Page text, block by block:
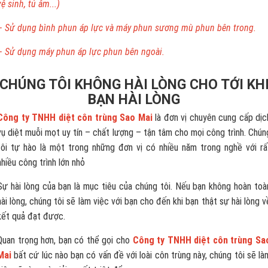
sinh, tủ âm...)
Sử dụng bình phun áp lực và máy phun sương mù phun bên trong.
Sử dụng máy phun áp lực phun bên ngoài.
TÔI KHÔNG HÀI LÒNG CHO TỚI
BẠN HÀI LÒNG
ty TNHH diệt côn trùng Sao Mailà đơn vị chuyên cung cấp
diệt muỗi mọt uy tín – chất lượng – tận tâm cho mọi công trình.
tự hào là một trong những đơn vị có nhiều năm trong nghề với
công trình lớn nhỏ
hài lòng của bạn là mục tiêu của chúng tôi. Nếu bạn không hoàn
lòng, chúng tôi sẽ làm việc với bạn cho đến khi bạn thật sự hài lòng
quả đạt được.
trọng hơn, bạn có thể gọi cho Công ty TNHH diệt côn trùng
bất cứ lúc nào bạn có vấn đề với loài côn trùng này, chúng tôi sẽ